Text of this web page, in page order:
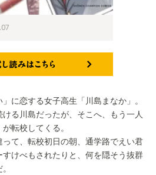
に恋する女子高生「川島まなか」。
る川島だったが、そこへ、もう一人
転校してくる。
て、転校初日の朝、通学路でえい君
けべもされたりと、何を隠そう抜群